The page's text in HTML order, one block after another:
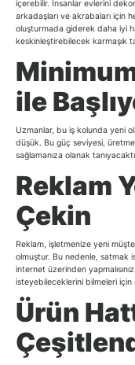
içerebilir. İnsanlar evlerini
arkadaşları ve akrabaları için
oluşturmada giderek daha iyi
keskinleştirebilecek karmaşık
ile
Uzmanlar, bu iş kolunda yeni
düşük. Bu güç seviyesi,
sağlamanıza olanak
Reklam
Çekin
Reklam, işletmenize yeni
olmuştur. Bu nedenle, satmak
internet üzerinden
isteyebileceklerini bilmeleri için
Ürün